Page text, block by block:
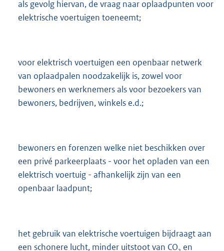
als gevolg hiervan, de vraag naar oplaadpunten voor
elektrische voertuigen toeneemt;
voor elektrisch voertuigen een openbaar netwerk
van oplaadpalen noodzakelijk is, zowel voor
bewoners en werknemers als voor bezoekers van
bewoners, bedrijven, winkels e.d.;
bewoners en forenzen welke niet beschikken over
een privé parkeerplaats - voor het opladen van een
elektrisch voertuig - afhankelijk zijn van een
openbaar laadpunt;
het gebruik van elektrische voertuigen bijdraagt aan
een schonere lucht, minder uitstoot van CO en